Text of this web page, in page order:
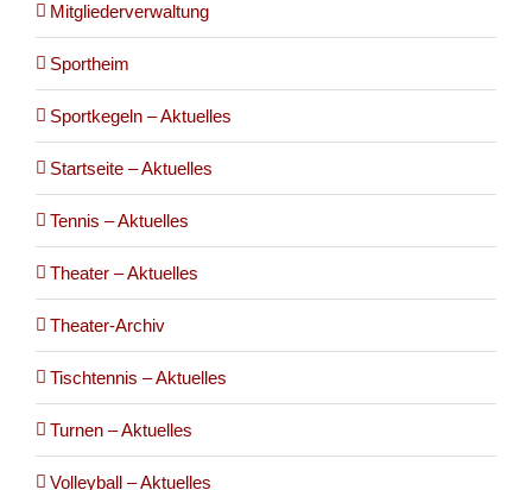
Mitgliederverwaltung
Sportheim
Sportkegeln – Aktuelles
Startseite – Aktuelles
Tennis – Aktuelles
Theater – Aktuelles
Theater-Archiv
Tischtennis – Aktuelles
Turnen – Aktuelles
Volleyball – Aktuelles